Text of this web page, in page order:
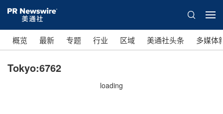
概览 最新 专题 行业 区域 美通社头条 多媒体
Tokyo:6762
loading